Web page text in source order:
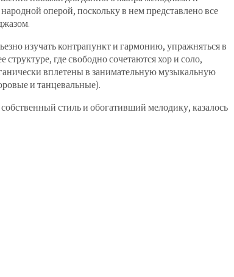
оперой, поскольку в нем представлено все
изучать контрапункт и гармонию, упражняться в
где свободно сочетаются хор и соло,
вплетены в занимательную музыкальную
и танцевальные).
стиль и обогативший мелодику, казалось